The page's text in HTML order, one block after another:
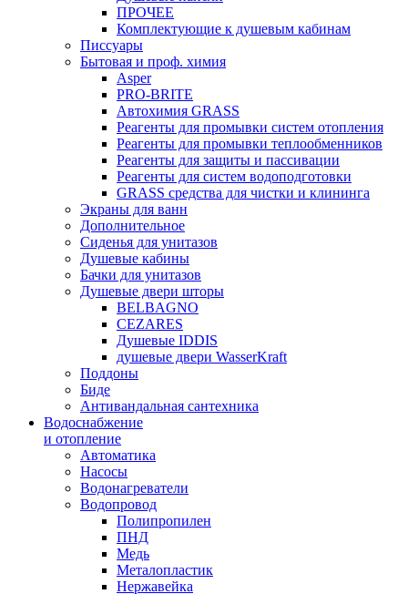
ПРОЧЕЕ
Комплектующие к душевым кабинам
Писсуары
Бытовая и проф. химия
Asper
PRO-BRITE
Автохимия GRASS
Реагенты для промывки систем отопления
Реагенты для промывки теплообменников
Реагенты для защиты и пассивации
Реагенты для систем водоподготовки
GRASS средства для чистки и клининга
Экраны для ванн
Дополнительное
Сиденья для унитазов
Душевые кабины
Бачки для унитазов
Душевые двери шторы
BELBAGNO
CEZARES
Душевые IDDIS
душевые двери WasserKraft
Поддоны
Биде
Антивандальная сантехника
Водоснабжение
и отопление
Автоматика
Насосы
Водонагреватели
Водопровод
Полипропилен
ПНД
Медь
Металопластик
Нержавейка